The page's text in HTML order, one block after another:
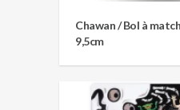
Chawan / Bol à
9,5cm